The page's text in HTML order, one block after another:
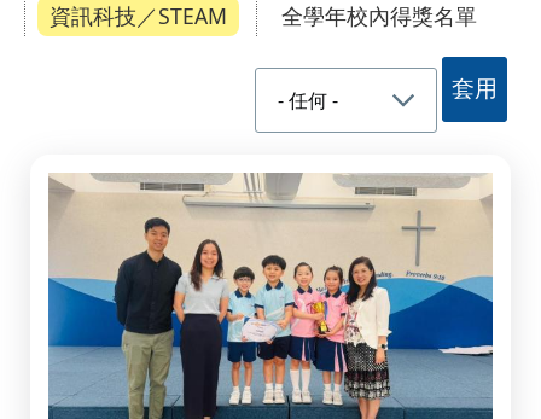
資訊科技／STEAM
全學年校內得獎名單